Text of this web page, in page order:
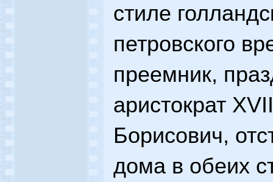
стиле
петровского
преемник,
аристократ
Борисович,
дома в обеих